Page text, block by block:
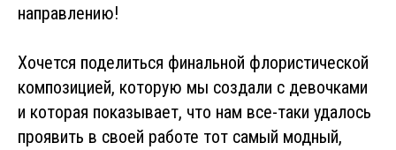
направлению!
Хочется поделиться финальной флористической
композицией, которую мы создали с девочками
и которая показывает, что нам все-таки удалось
проявить в своей работе тот самый модный,